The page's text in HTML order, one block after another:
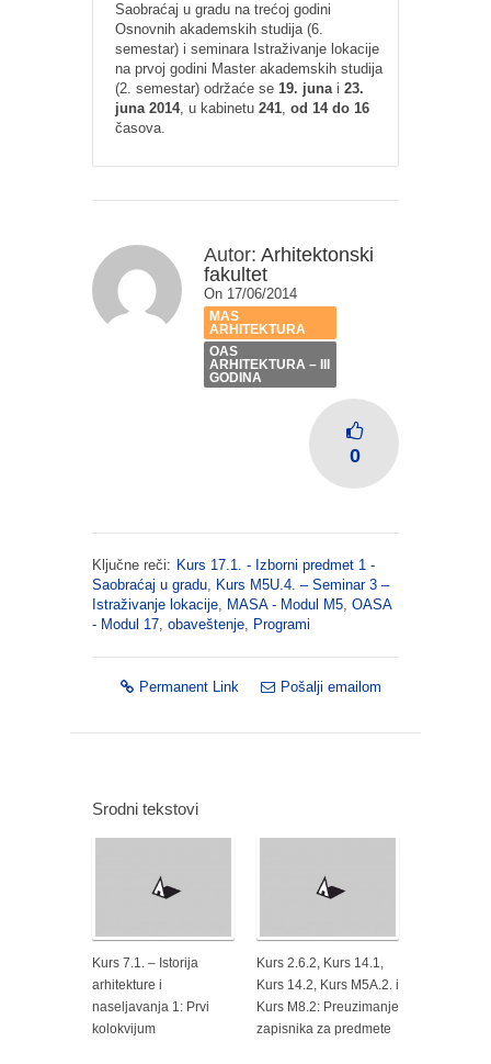
Saobraćaj u gradu na trećoj godini
Osnovnih akademskih studija (6.
semestar) i seminara Istraživanje lokacije
na prvoj godini Master akademskih studija
(2. semestar) održaće se 19. junai 23.
juna 2014, u kabinetu 241, od 14 do 16
časova.
Autor: Arhitektonski
fakultet
On 17/06/2014
MAS
ARHITEKTURA
OAS
ARHITEKTURA – III
GODINA
0
Ključne reči: Kurs 17.1. - Izborni predmet 1 -
Saobraćaj u gradu, Kurs M5U.4. – Seminar 3 –
Istraživanje lokacije, MASA - Modul M5, OASA
- Modul 17, obaveštenje, Programi
Permanent Link Pošalji emailom
Srodni tekstovi
Kurs 7.1. – Istorija
arhitekture i
naseljavanja 1: Prvi
kolokvijum
Kurs 2.6.2, Kurs 14.1,
Kurs 14.2, Kurs M5A.2. i
Kurs M8.2: Preuzimanje
zapisnika za predmete